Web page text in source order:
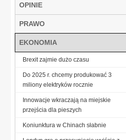
OPINIE
PRAWO
EKONOMIA
Brexit zajmie dużo czasu
Do 2025 r. chcemy produkować 3
miliony elektryków rocznie
Innowacje wkraczają na miejskie
przejścia dla pieszych
Koniunktura w Chinach słabnie